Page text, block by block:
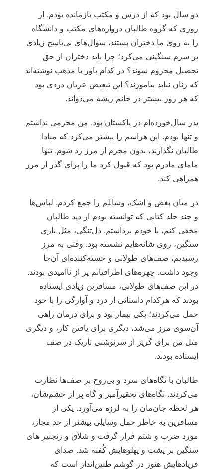
دو سال بود که از درس و مکتب بازمانده بودم. از
روزی که گروه طالبان دروازه‌های مکتب و دانشگاه
را به روی ما دختران بستند، سوال‌های بی‌پاسخ زیادی
بر سرم سنگینی می‌کرد؛ چرا باید دختران از حق
تحصیل محروم شوند؟ در کدام باور یا مذهب نوشته‌اند
که زنان نباید بیاموزند؟ این تبعیض عریان دردی بود
که هر روز بیشتر در جانم ریشه می‌دواند.
پدر سال‌خورده‌ام در پاکستان بود. من محرمی نداشتم
و تنها بودم. این هراسم را بیشتر می‌کرد که مبادا
طالبان نگذارند، بدون محرم از مرز رد شوم. تنها
مامای مادرم بود که قبول کرد ما را برای گذر از مرز
همراهی کند.
در میان بغض و اشک، وسایلم را جمع کردم. لباس‌ها
و چند جلد کتابی که توانسته بودم از دید طالبان
مخفی کنم، با خودم برداشتم. دل‌تنگی، مثل باری
سنگین، روی شانه‌هایم نشسته بود. وقتی به مرز
رسیدیم، صف‌های طولانی و خسته‌کننده‌ای آن‌جا
وجود داشت. چهره‌های اطرافیانم پر از ناامیدی بودند.
در این صف‌های طولانی، مسافرین زیادی ایستاده
بودند که هرکدام داستانی از درد و آوارگی را با خود
حمل می‌کردند؛ یکی بیمار بود و برای درمان راهی
آن‌سوی مرز می‌شد، دیگری برای یافتن کار، و دیگری
مثل من برای گریز از سرنوشتی تاریک در صف
ایستاده بودند.
طالبان با نگاه‌های سرد و بی‌روح بر صف‌ها نظارت
می‌کردند. نگاه‌های تحقیرآمیز و گاه پر از خشم‌شان،
هر لحظه جان‌مان را به لرزه می‌آورد. یکی از
مسافرین به خاطر حمل وسایلی بیشتر از حد مجاز،
مورد ضرب و شتم قرار گرفت و شلاق و زنجنیر های
سنگین بر پشت و پهلوهایش کُفته شد. صدای
فریادهایش هنوز در گوشم طنین‌انداز است که